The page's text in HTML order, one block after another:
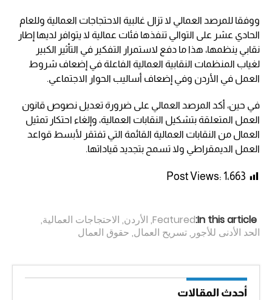
ووفقا للمرصد العمالي لا تزال غالبية الاحتجاجات العمالية وللعام
الحادي عشر على التوالي تنفذها فئات عمالية لا يتوافر لديها إطار
نقابي ينظمها، هذا ما دفع لاستمرار التفكير في التأثير الكبير
لغياب المنظمات النقابية العمالية الفاعلة في إضعاف شروط
العمل في الأردن وفي إضعاف أساليب الحوار الاجتماعي.
في حين، أكد المرصد العمالي على ضرورة تعديل نصوص قانون
العمل المتعلقة بتشكيل النقابات العمالية، وإلغاء احتكار تمثيل
العمال من النقابات العمالية القائمة التي تفتقر لأبسط قواعد
العمل الديمقراطي ولا تسمح بتجديد قياداتها.
Post Views: 1٬663
In this article:
Featured
, الأردن, الاحتجاجات العمالية,
الحد الأدنى للأجور ,تسريح العمال, حقوق العمال
أحدث المقالات